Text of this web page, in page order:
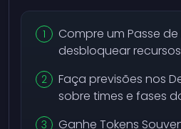
Compre um Passe
desbloquear
Faça previsões nos
sobre times e fases
Ganhe Tokens